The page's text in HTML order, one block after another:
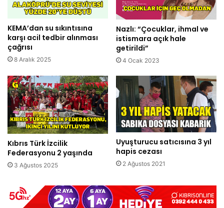
KEMA’dan su sıkıntısına
karşı acil tedbir alınması
çağrısı
8 Aralık 2025
Nazlı: “Çocuklar, ihmal ve
istismara açık hale
getirildi”
4 Ocak 2023
Kıbrıs Türk İzcilik
Federasyonu 2 yaşında
3 Ağustos 2025
Uyuşturucu satıcısına 3 yıl
hapis cezası
2 Ağustos 2021